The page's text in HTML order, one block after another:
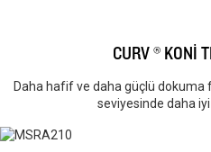
CURV ® KONİ
Daha hafif ve daha güçlü
seviyesinde daha iyi